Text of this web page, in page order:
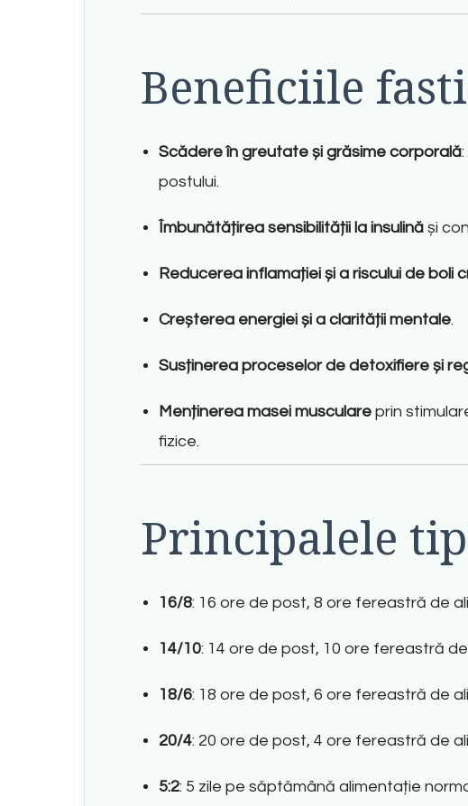
Beneficiile
Scădere în greutate și grăsime corporală
postului.
Îmbunătățirea sensibilității la insulină și
Reducerea inflamației și a riscului de boli
Creșterea energiei și a clarității mentale.
Susținerea proceselor de detoxifiere și
Menținerea masei musculare prin
fizice.
Principalele
16/8: 16 ore de post, 8 ore fereastră de
14/10: 14 ore de post, 10 ore fereastră
18/6: 18 ore de post, 6 ore fereastră de
20/4: 20 ore de post, 4 ore fereastră de
5:2: 5 zile pe săptămână alimentație